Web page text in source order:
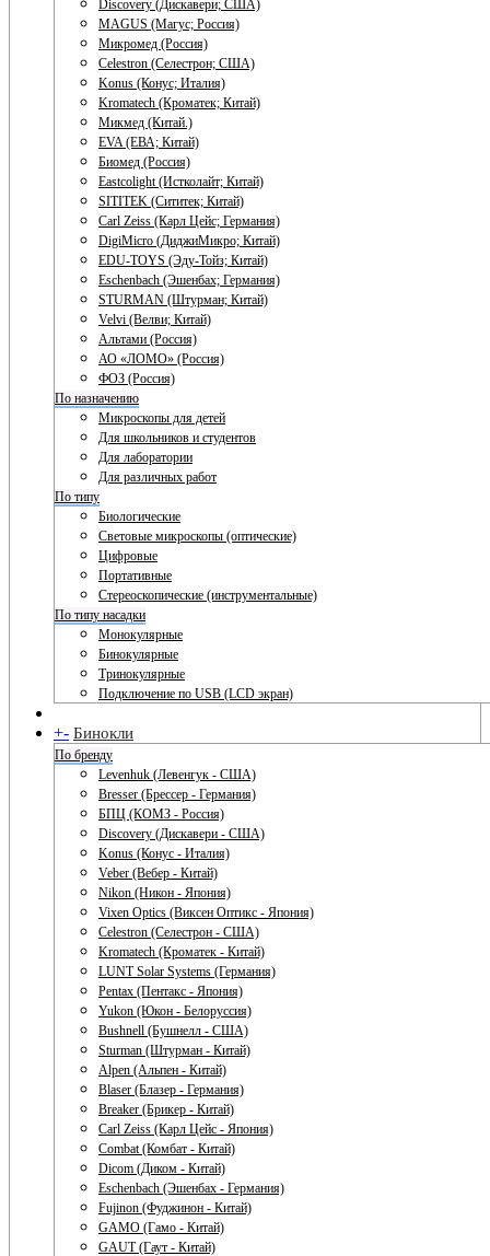
Discovery (Дискавери; США)
MAGUS (Магус; Россия)
Микромед (Россия)
Celestron (Селестрон; США)
Konus (Конус; Италия)
Kromatech (Кроматек; Китай)
Микмед (Китай.)
EVA (ЕВА; Китай)
Биомед (Россия)
Eastcolight (Истколайт; Китай)
SITITEK (Сититек; Китай)
Carl Zeiss (Карл Цейс; Германия)
DigiMicro (ДиджиМикро; Китай)
EDU-TOYS (Эду-Тойз; Китай)
Eschenbach (Эшенбах; Германия)
STURMAN (Штурман; Китай)
Velvi (Велви; Китай)
Альтами (Россия)
АО «ЛОМО» (Россия)
ФОЗ (Россия)
По назначению
Микроскопы для детей
Для школьников и студентов
Для лаборатории
Для различных работ
По типу
Биологические
Световые микроскопы (оптические)
Цифровые
Портативные
Стереоскопические (инструментальные)
По типу насадки
Монокулярные
Бинокулярные
Тринокулярные
Подключение по USB (LCD экран)
+- Бинокли
По бренду
Levenhuk (Левенгук - США)
Bresser (Брессер - Германия)
БПЦ (КОМЗ - Россия)
Discovery (Дискавери - США)
Konus (Конус - Италия)
Veber (Вебер - Китай)
Nikon (Никон - Япония)
Vixen Optics (Виксен Оптикс - Япония)
Celestron (Селестрон - США)
Kromatech (Кроматек - Китай)
LUNT Solar Systems (Германия)
Pentax (Пентакс - Япония)
Yukon (Юкон - Белоруссия)
Bushnell (Бушнелл - США)
Sturman (Штурман - Китай)
Alpen (Альпен - Китай)
Blaser (Блазер - Германия)
Breaker (Брикер - Китай)
Carl Zeiss (Карл Цейс - Япония)
Combat (Комбат - Китай)
Dicom (Диком - Китай)
Eschenbach (Эшенбах - Германия)
Fujinon (Фуджинон - Китай)
GAMO (Гамо - Китай)
GAUT (Гаут - Китай)